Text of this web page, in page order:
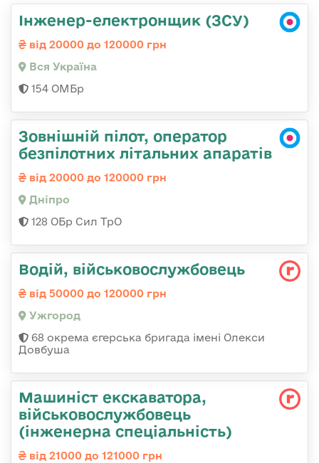
Інженер-електронщик (ЗСУ)
від 20000 до 120000 грн
Вся Україна
154 ОМБр
Зовнішній пілот, оператор
безпілотних літальних апаратів
від 20000 до 120000 грн
Дніпро
128 ОБр Сил ТрО
Водій, військовослужбовець
від 50000 до 120000 грн
Ужгород
68 окрема єгерська бригада імені Олекси
Довбуша
Машиніст екскаватора,
військовослужбовець
(інженерна спеціальність)
від 21000 до 121000 грн